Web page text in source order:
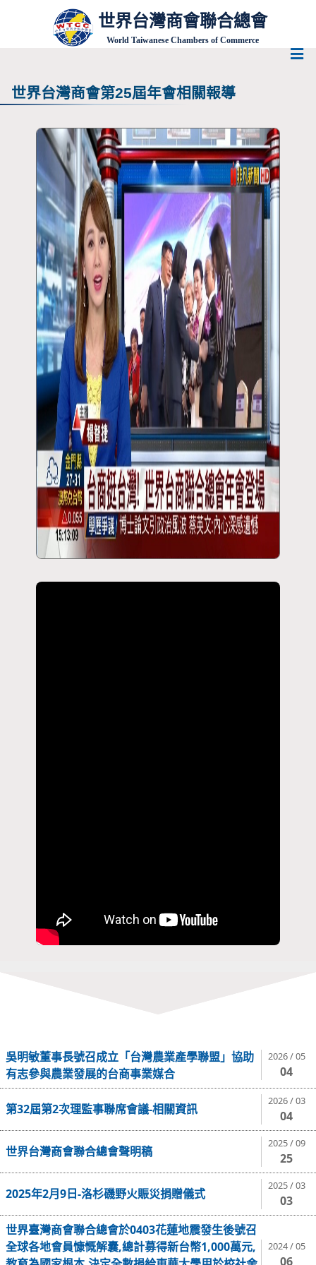
世界台灣商會聯合總會
World Taiwanese Chambers of Commerce
世界台灣商會第25屆年會相關報導
吳明敏董事長號召成立「台灣農業產學聯盟」協助
有志參與農業發展的台商事業媒合
2026 / 05
04
第32屆第2次理監事聯席會議-相關資訊
2026 / 03
04
世界台灣商會聯合總會聲明稿
2025 / 09
25
2025年2月9日-洛杉磯野火賑災捐贈儀式
2025 / 03
03
世界臺灣商會聯合總會於0403花蓮地震發生後號召
全球各地會員慷慨解囊,總計募得新台幣1,000萬元,
2024 / 05
06